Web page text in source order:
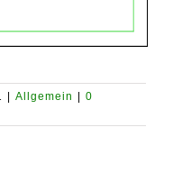
| Allgemein | 0